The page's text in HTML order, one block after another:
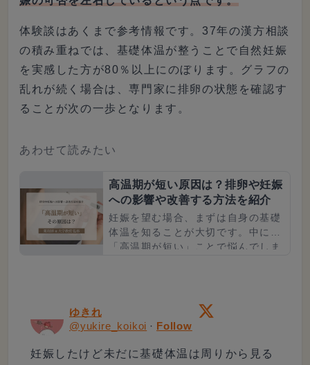
体験談はあくまで参考情報です。37年の漢方相談
の積み重ねでは、基礎体温が整うことで自然妊娠
を実感した方が80％以上にのぼります。グラフの
乱れが続く場合は、専門家に排卵の状態を確認す
ることが次の一歩となります。
あわせて読みたい
高温期が短い原因は？排卵や妊娠
への影響や改善する方法を紹介
妊娠を望む場合、まずは自身の基礎
体温を知ることが大切です。中には
「高温期が短い」ことで悩んでしま
ゆきれ
@yukire_koikoi · Follow
妊娠したけど未だに基礎体温は周りから見る